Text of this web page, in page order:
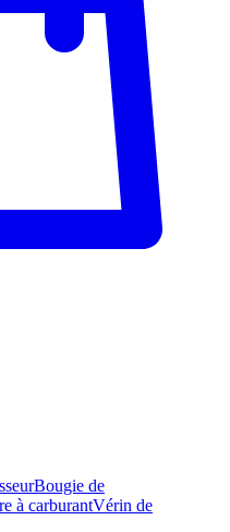
Bougie de
à carburantVérin de